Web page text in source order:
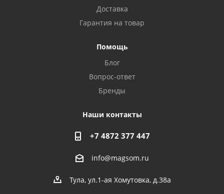
Доставка
Гарантия на товар
Помощь
Блог
Вопрос-ответ
Бренды
Наши контакты
+7 4872 377 447
info@magsom.ru
Тула, ул.1-ая Хомутовка, д.38а